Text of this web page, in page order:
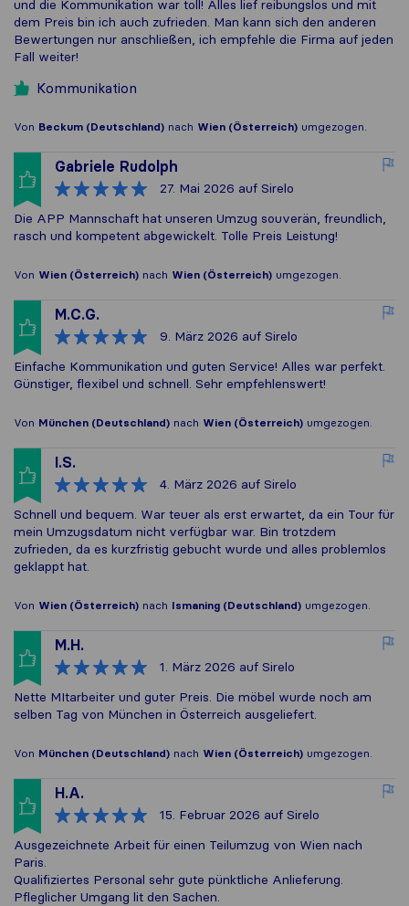
und die Kommunikation war toll! Alles lief reibungslos und mit
dem Preis bin ich auch zufrieden. Man kann sich den anderen
Bewertungen nur anschließen, ich empfehle die Firma auf jeden
Fall weiter!
Kommunikation
Von Beckum (Deutschland) nach Wien (Österreich) umgezogen.
Gabriele Rudolph
27. Mai 2026 auf Sirelo
Die APP Mannschaft hat unseren Umzug souverän, freundlich,
rasch und kompetent abgewickelt. Tolle Preis Leistung!
Von Wien (Österreich) nach Wien (Österreich) umgezogen.
M.C.G.
9. März 2026 auf Sirelo
Einfache Kommunikation und guten Service! Alles war perfekt.
Günstiger, flexibel und schnell. Sehr empfehlenswert!
Von München (Deutschland) nach Wien (Österreich) umgezogen.
I.S.
4. März 2026 auf Sirelo
Schnell und bequem. War teuer als erst erwartet, da ein Tour für
mein Umzugsdatum nicht verfügbar war. Bin trotzdem
zufrieden, da es kurzfristig gebucht wurde und alles problemlos
geklappt hat.
Von Wien (Österreich) nach Ismaning (Deutschland) umgezogen.
M.H.
1. März 2026 auf Sirelo
Nette MItarbeiter und guter Preis. Die möbel wurde noch am
selben Tag von München in Österreich ausgeliefert.
Von München (Deutschland) nach Wien (Österreich) umgezogen.
H.A.
15. Februar 2026 auf Sirelo
Ausgezeichnete Arbeit für einen Teilumzug von Wien nach
Paris.
Qualifiziertes Personal sehr gute pünktliche Anlieferung.
Pfleglicher Umgang lit den Sachen.